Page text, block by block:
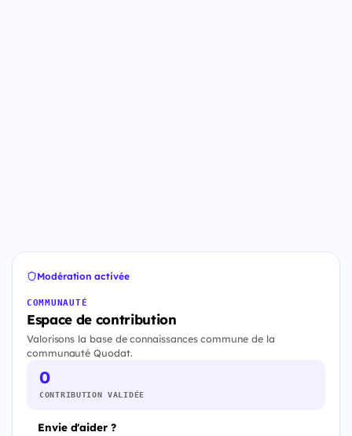
Modération activée
COMMUNAUTÉ
Espace de contribution
Valorisons la base de connaissances commune de la
communauté Quodat.
0
CONTRIBUTION VALIDÉE
Envie d'aider ?